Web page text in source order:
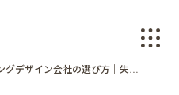
グデザイン会社の選び方｜失敗